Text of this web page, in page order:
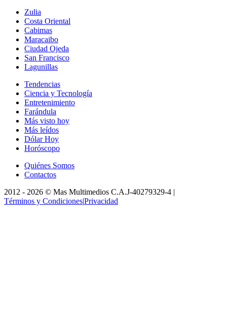
Zulia
Costa Oriental
Cabimas
Maracaibo
Ciudad Ojeda
San Francisco
Lagunillas
Tendencias
Ciencia y Tecnología
Entretenimiento
Farándula
Más visto hoy
Más leídos
Dólar Hoy
Horóscopo
Quiénes Somos
Contactos
2012 - 2026 © Mas Multimedios C.A.J-40279329-4 |
Términos y Condiciones|Privacidad